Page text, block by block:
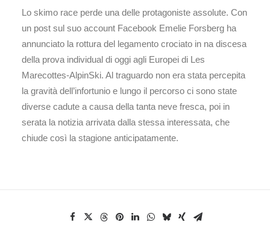
Lo skimo race perde una delle protagoniste assolute. Con
un post sul suo account Facebook Emelie Forsberg ha
annunciato la rottura del legamento crociato in na discesa
della prova individual di oggi agli Europei di Les
Marecottes-AlpinSki. Al traguardo non era stata percepita
la gravità dell’infortunio e lungo il percorso ci sono state
diverse cadute a causa della tanta neve fresca, poi in
serata la notizia arrivata dalla stessa interessata, che
chiude così la stagione anticipatamente.